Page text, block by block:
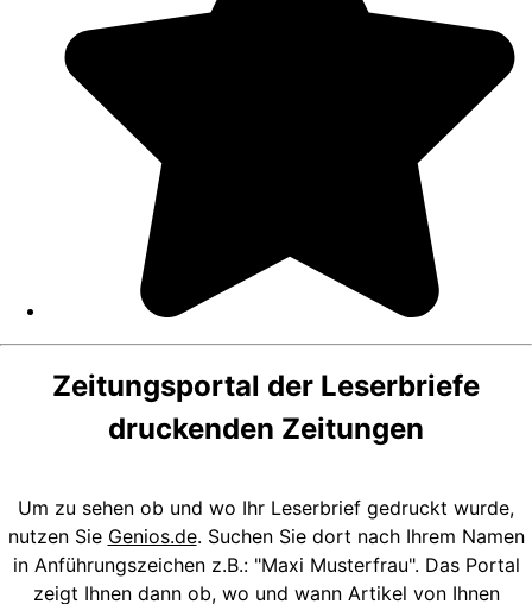
Zeitungsportal der Leserbriefe
druckenden Zeitungen
Um zu sehen ob und wo Ihr Leserbrief gedruckt wurde,
nutzen Sie Genios.de. Suchen Sie dort nach Ihrem Namen
in Anführungszeichen z.B.: "Maxi Musterfrau". Das Portal
zeigt Ihnen dann ob, wo und wann Artikel von Ihnen